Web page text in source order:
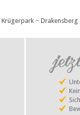
Krügerpark~ Drakensberg